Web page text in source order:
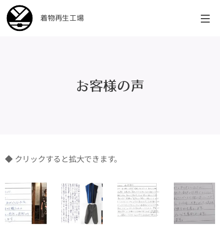
着物再生工場
お客様の声
◆ クリックすると拡大できます。